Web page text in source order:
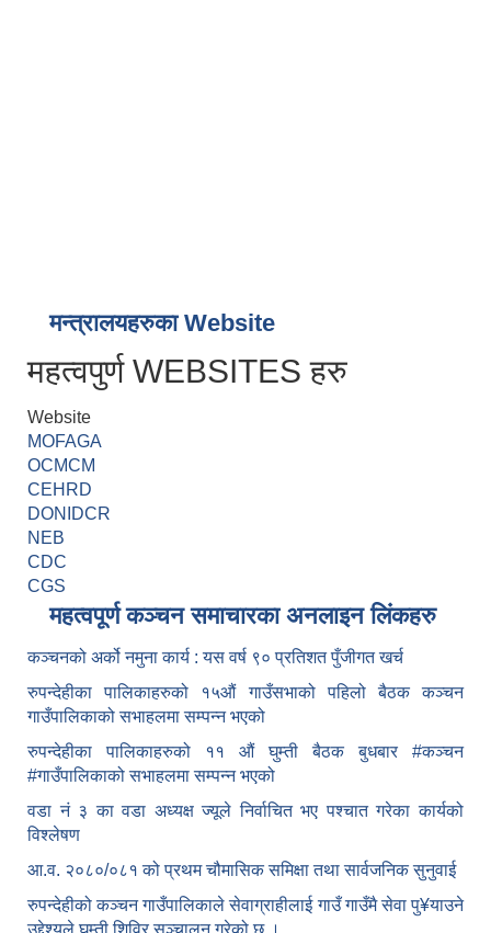
मन्त्रालयहरुका Website
महत्वपुर्ण WEBSITES हरु
Website
MOFAGA
OCMCM
CEHRD
DONIDCR
NEB
CDC
CGS
महत्वपूर्ण कञ्चन समाचारका अनलाइन लिंकहरु
कञ्चनको अर्को नमुना कार्य : यस वर्ष ९० प्रतिशत पुँजीगत खर्च
रुपन्देहीका पालिकाहरुको १५औं गाउँसभाको पहिलो बैठक कञ्चन
गाउँपालिकाको सभाहलमा सम्पन्न भएको
रुपन्देहीका पालिकाहरुको ११ औं घुम्ती बैठक बुधबार #कञ्चन
#गाउँपालिकाको सभाहलमा सम्पन्न भएको
वडा नं ३ का वडा अध्यक्ष ज्यूले निर्वाचित भए पश्चात गरेका कार्यको
विश्लेषण
आ.व. २०८०/०८१ को प्रथम चौमासिक समिक्षा तथा सार्वजनिक सुनुवाई
रुपन्देहीको कञ्चन गाउँपालिकाले सेवाग्राहीलाई गाउँ गाउँमै सेवा पु¥याउने